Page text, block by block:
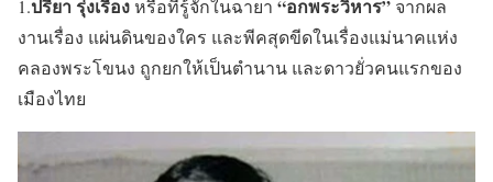
1.ปรียา รุ่งเรืองหรือที่รู้จักในฉายา “อกพระวิหาร” จากผล
งานเรื่อง แผ่นดินของใคร และพีคสุดขีดในเรื่องแม่นาคแห่ง
คลองพระโขนง ถูกยกให้เป็นตำนาน และดาวยั่วคนแรกของ
เมืองไทย